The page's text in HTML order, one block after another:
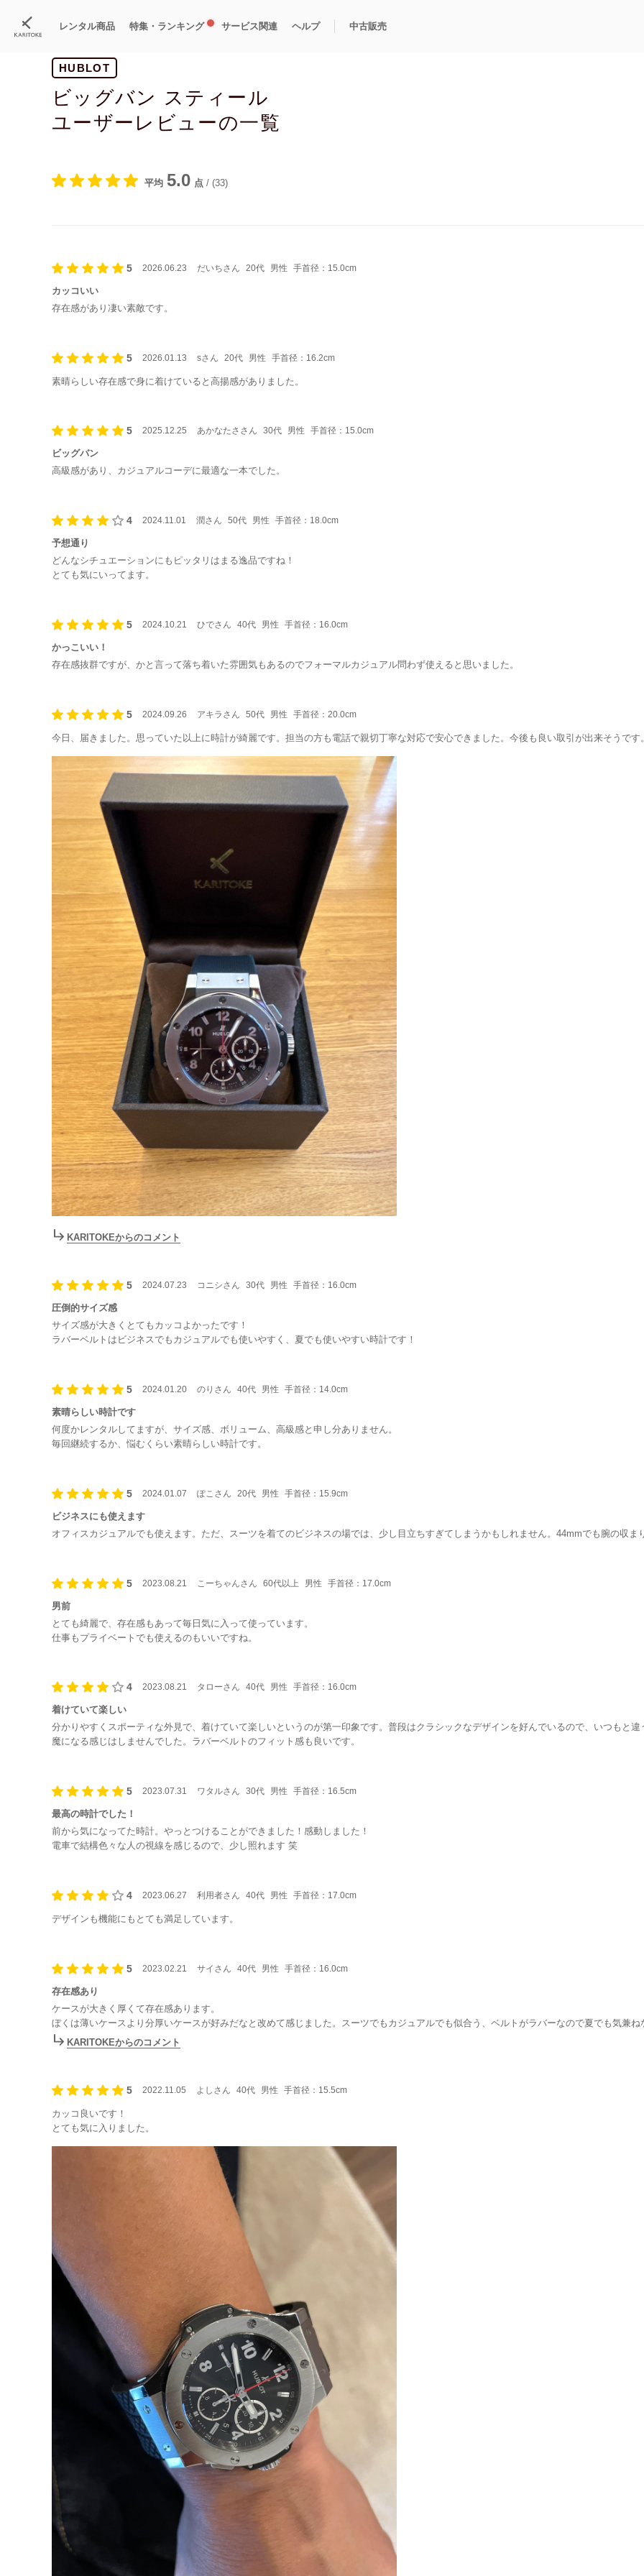
レンタル商品
ブランド一覧
特集・ランキング サービス関連 ヘルプ 中古販売
HUBLOT
ビッグバン スティール
ユーザーレビューの一覧
平均 5.0 点 / (33)
5 2026.06.23 だいちさん 20代 男性 手首径：15.0cm
カッコいい
存在感があり凄い素敵です。
5 2026.01.13 sさん 20代 男性 手首径：16.2cm
素晴らしい存在感で身に着けていると高揚感がありました。
5 2025.12.25 あかなたささん 30代 男性 手首径：15.0cm
ビッグバン
高級感があり、カジュアルコーデに最適な一本でした。
4 2024.11.01 潤さん 50代 男性 手首径：18.0cm
予想通り
どんなシチュエーションにもピッタリはまる逸品ですね！
とても気にいってます。
5 2024.10.21 ひでさん 40代 男性 手首径：16.0cm
かっこいい！
存在感抜群ですが、かと言って落ち着いた雰囲気もあるのでフォーマルカジュアル問わず使えると思いました。
5 2024.09.26 アキラさん 50代 男性 手首径：20.0cm
今日、届きました。思っていた以上に時計が綺麗です。担当の方も電話で親切丁寧な対応で安心できました。今後も良い取引が出来そうです。
KARITOKEからのコメント
5 2024.07.23 コニシさん 30代 男性 手首径：16.0cm
圧倒的サイズ感
サイズ感が大きくとてもカッコよかったです！
ラバーベルトはビジネスでもカジュアルでも使いやすく、夏でも使いやすい時計です！
5 2024.01.20 のりさん 40代 男性 手首径：14.0cm
素晴らしい時計です
何度かレンタルしてますが、サイズ感、ボリューム、高級感と申し分ありません。
毎回継続するか、悩むくらい素晴らしい時計です。
5 2024.01.07 ぽこさん 20代 男性 手首径：15.9cm
ビジネスにも使えます
オフィスカジュアルでも使えます。ただ、スーツを着てのビジネスの場では、少し目立ちすぎてしまうかもしれません。44mmでも腕の収ま
5 2023.08.21 こーちゃんさん 60代以上 男性 手首径：17.0cm
男前
とても綺麗で、存在感もあって毎日気に入って使っています。
仕事もプライベートでも使えるのもいいですね。
4 2023.08.21 タローさん 40代 男性 手首径：16.0cm
着けていて楽しい
分かりやすくスポーティな外見で、着けていて楽しいというのが第一印象です。普段はクラシックなデザインを好んでいるので、いつもと
魔になる感じはしませんでした。ラバーベルトのフィット感も良いです。
5 2023.07.31 ワタルさん 30代 男性 手首径：16.5cm
最高の時計でした！
前から気になってた時計。やっとつけることができました！感動しました！
電車で結構色々な人の視線を感じるので、少し照れます 笑
4 2023.06.27 利用者さん 40代 男性 手首径：17.0cm
デザインも機能にもとても満足しています。
5 2023.02.21 サイさん 40代 男性 手首径：16.0cm
存在感あり
ケースが大きく厚くて存在感あります。
ぼくは薄いケースより分厚いケースが好みだなと改めて感じました。スーツでもカジュアルでも似合う、ベルトがラバーなので夏でも気兼ね
KARITOKEからのコメント
5 2022.11.05 よしさん 40代 男性 手首径：15.5cm
カッコ良いです！
とても気に入りました。